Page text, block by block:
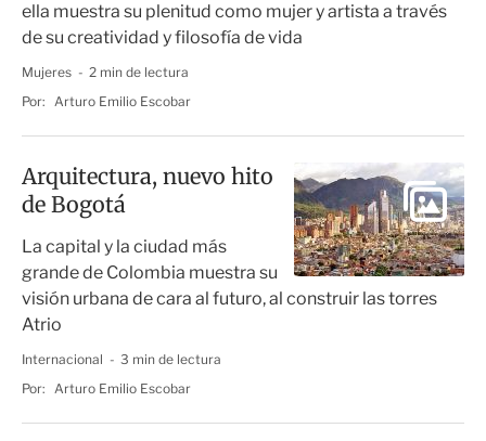
ella muestra su plenitud como mujer y artista a través
de su creatividad y filosofía de vida
Mujeres
2 min de lectura
Por: Arturo Emilio Escobar
Arquitectura, nuevo hito
de Bogotá
La capital y la ciudad más
grande de Colombia muestra su
visión urbana de cara al futuro, al construir las torres
Atrio
Internacional
3 min de lectura
Por: Arturo Emilio Escobar